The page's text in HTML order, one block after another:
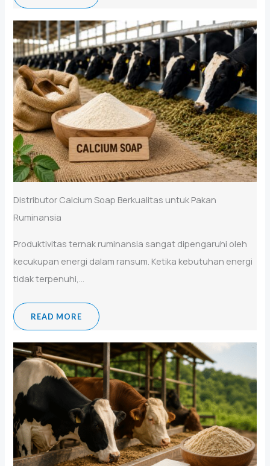
Distributor Calcium Soap Berkualitas untuk Pakan
Ruminansia
Produktivitas ternak ruminansia sangat dipengaruhi oleh
kecukupan energi dalam ransum. Ketika kebutuhan energi
tidak terpenuhi,...
READ MORE